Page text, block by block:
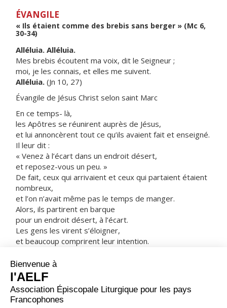
ÉVANGILE
« Ils étaient comme des brebis sans berger » (Mc 6,
30-34)
Alléluia. Alléluia.
Mes brebis écoutent ma voix, dit le Seigneur ;
moi, je les connais, et elles me suivent.
Alléluia. (Jn 10, 27)
Évangile de Jésus Christ selon saint Marc
En ce temps- là,
les Apôtres se réunirent auprès de Jésus,
et lui annoncèrent tout ce qu’ils avaient fait et enseigné.
Il leur dit :
« Venez à l’écart dans un endroit désert,
et reposez-vous un peu. »
De fait, ceux qui arrivaient et ceux qui partaient étaient
nombreux,
et l’on n’avait même pas le temps de manger.
Alors, ils partirent en barque
pour un endroit désert, à l’écart.
Les gens les virent s’éloigner,
et beaucoup comprirent leur intention.
ils coururent là-bas
et arrivèrent avant eux.
En débarquant, Jésus vit une grande foule.
Il fut saisi de compassion envers eux,
parce qu’ils étaient comme des brebis sans berger.